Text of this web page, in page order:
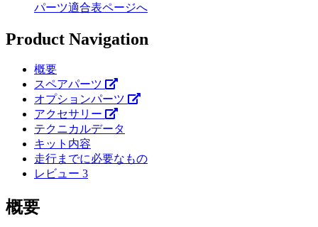
パーツ適合表ページへ
Product Navigation
概要
スペアパーツ
オプションパーツ
アクセサリー
テクニカルデータ
キット内容
走行までに必要なもの
レビュー 3
概要